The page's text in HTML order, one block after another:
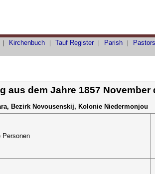
Kirchenbuch| TaufRegister| Parish| Pastors
aus dem Jahre 1857 November
Bezirk Novousenskij, Kolonie Niedermonjou
Personen